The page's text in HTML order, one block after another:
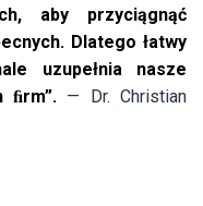
aby przyciągnąć
Dlatego łatwy
uzupełnia nasze
ﬁrm”. — Dr. Christian